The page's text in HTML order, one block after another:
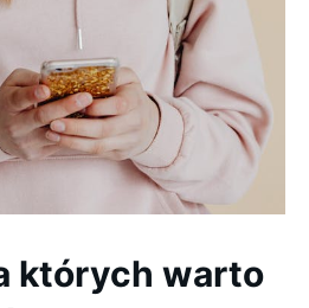
których warto